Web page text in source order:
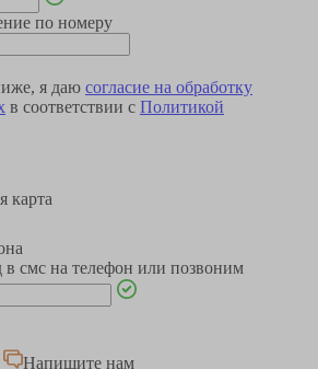
по номеру
я даю согласие на обработку
в соответствии с Политикой
карта
смс на телефон или позвоним
Напишите нам